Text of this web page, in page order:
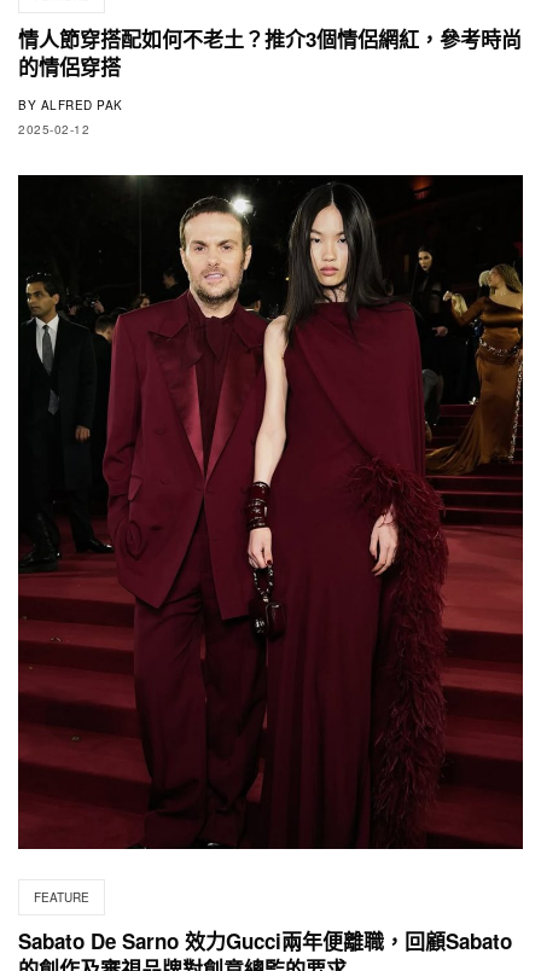
情人節穿搭配如何不老土？推介3個情侶網紅，參考時尚
的情侶穿搭
BY ALFRED PAK
2025-02-12
FEATURE
Sabato De Sarno 效力Gucci兩年便離職，回顧Sabato